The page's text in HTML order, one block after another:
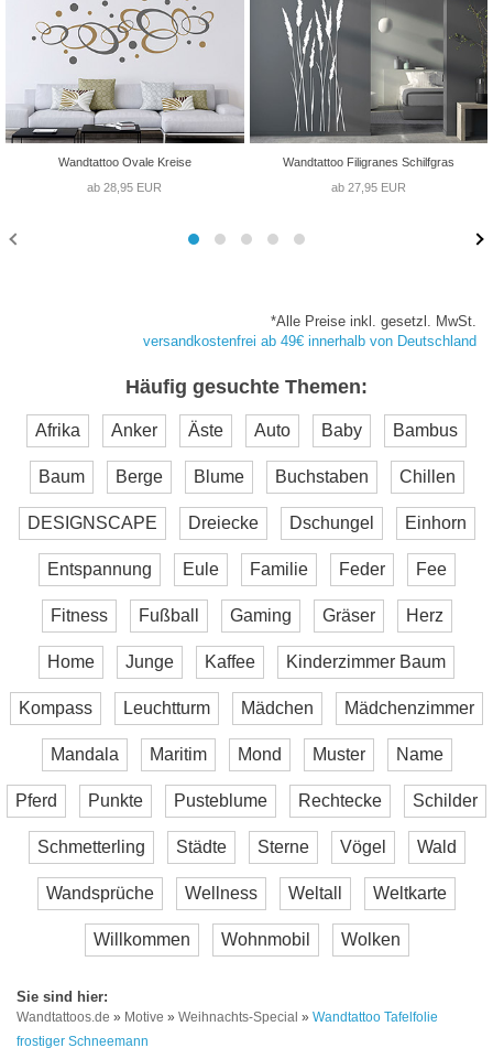
Wandtattoo Ovale Kreise
ab 28,95 EUR
Wandtattoo Filigranes Schilfgras
ab 27,95 EUR
*Alle Preise inkl. gesetzl. MwSt.
versandkostenfrei ab 49€ innerhalb von Deutschland
Häufig gesuchte Themen:
Afrika Anker Äste Auto Baby Bambus
Baum Berge Blume Buchstaben Chillen
DESIGNSCAPE Dreiecke Dschungel Einhorn
Entspannung Eule Familie Feder Fee
Fitness Fußball Gaming Gräser Herz
Home Junge Kaffee Kinderzimmer Baum
Kompass Leuchtturm Mädchen Mädchenzimmer
Mandala Maritim Mond Muster Name
Pferd Punkte Pusteblume Rechtecke Schilder
Schmetterling Städte Sterne Vögel Wald
Wandsprüche Wellness Weltall Weltkarte
Willkommen Wohnmobil Wolken
Wandtattoos.de » Motive » Weihnachts-Special » Wandtattoo Tafelfolie
frostiger Schneemann